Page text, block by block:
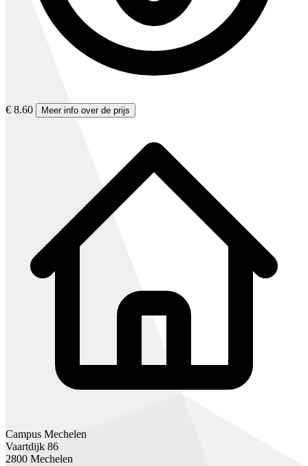
€ 8.60 Meer info over de prijs
Campus Mechelen
Vaartdijk 86
2800 Mechelen